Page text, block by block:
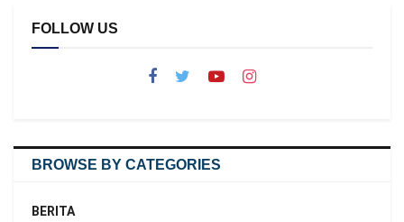
FOLLOW US
BROWSE BY CATEGORIES
BERITA